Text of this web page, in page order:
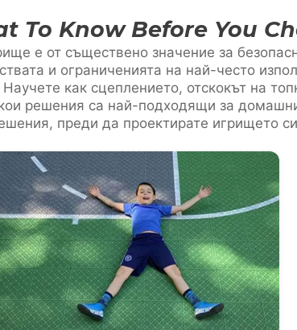
To Know Before You
е от съществено значение за
и ограниченията на най-често
как сцеплението, отскокът на
решения са най-подходящи за
преди да проектирате игрището